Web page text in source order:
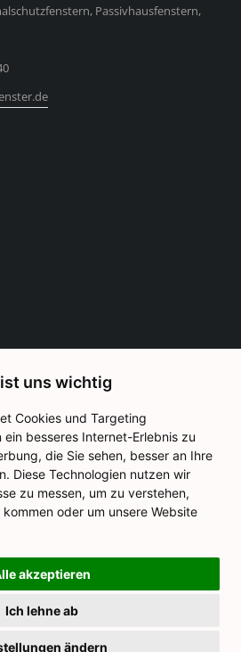
uns wichtig
Cookies und Targeting
ein besseres Internet-Erlebnis zu
die Sie sehen, besser an Ihre
Diese Technologien nutzen wir
zu messen, um zu verstehen,
oder um unsere Website
akzeptieren
Ich lehne ab
ändern
Passivhausfenstern,
Holzfenster als Premium- Hersteller
– was sagt die Wissenschaft dazu?